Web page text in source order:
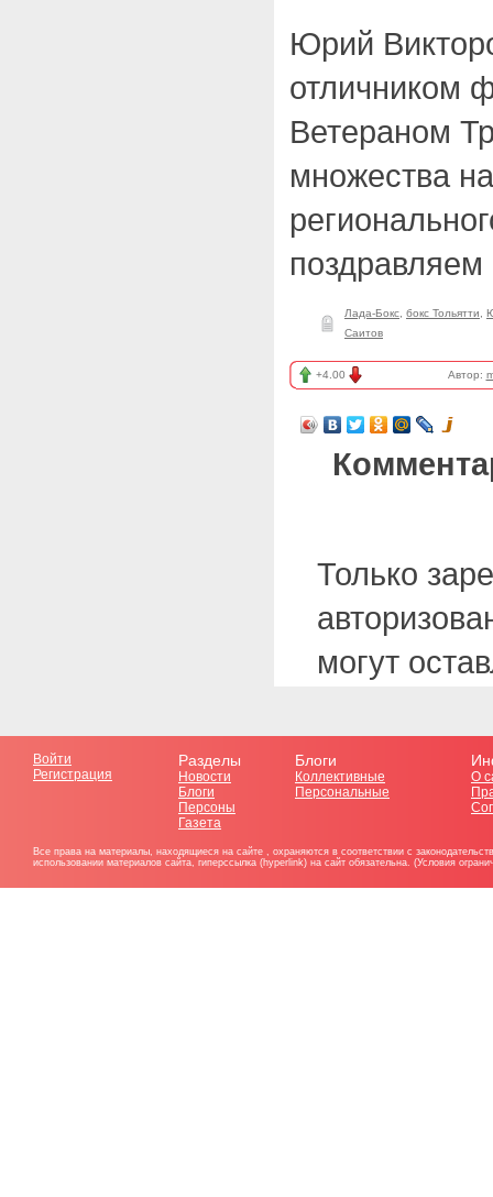
Юрий
отличником
Ветераном
множества
Лада-Бокс бокс Тольятти
Саитов
+4.00 Автор:
Только
могут
Войти
Регистрация
Разделы
Новости
Блоги
Персоны
Газета
Блоги
Коллективные
Персональные
О
Все права на материалы, находящиеся на сайте , охраняются в соответствии с
использовании материалов сайта, гиперссылка (hyperlink) на сайт обязательна. (Условия